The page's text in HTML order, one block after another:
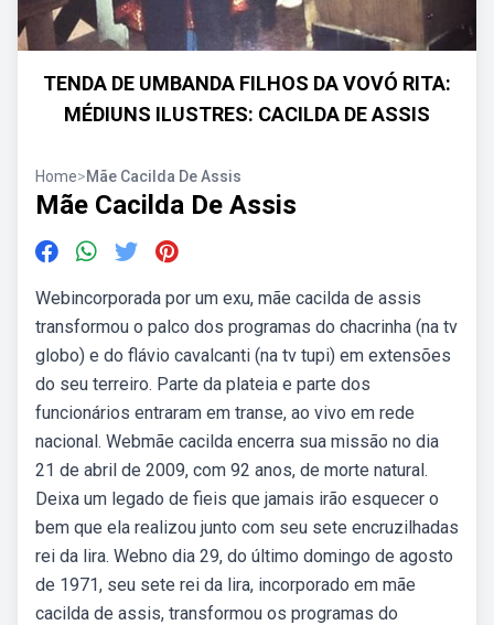
TENDA DE UMBANDA FILHOS DA VOVÓ RITA:
MÉDIUNS ILUSTRES: CACILDA DE ASSIS
Home>Mãe Cacilda De Assis
Mãe Cacilda De Assis
Webincorporada por um exu, mãe cacilda de assis
transformou o palco dos programas do chacrinha (na tv
globo) e do flávio cavalcanti (na tv tupi) em extensões
do seu terreiro. Parte da plateia e parte dos
funcionários entraram em transe, ao vivo em rede
nacional. Webmãe cacilda encerra sua missão no dia
21 de abril de 2009, com 92 anos, de morte natural.
Deixa um legado de fieis que jamais irão esquecer o
bem que ela realizou junto com seu sete encruzilhadas
rei da lira. Webno dia 29, do último domingo de agosto
de 1971, seu sete rei da lira, incorporado em mãe
cacilda de assis, transformou os programas do